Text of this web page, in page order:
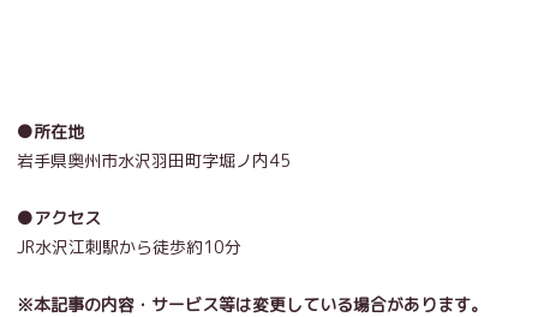
●所在地
岩手県奥州市水沢羽田町字堀ノ内45
●アクセス
JR水沢江刺駅から徒歩約10分
※本記事の内容・サービス等は変更している場合があります。